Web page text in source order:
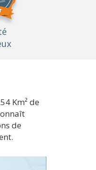
Km² de
de